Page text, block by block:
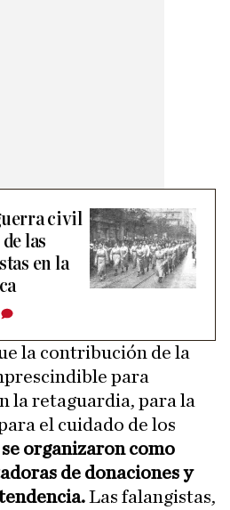
civil
las
en la
la contribución de la
para
la retaguardia, para la
el cuidado de los
organizaron como
de donaciones y
Las falangistas,